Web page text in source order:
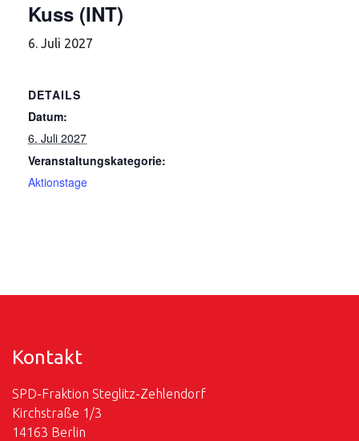
Kuss (INT)
6. Juli 2027
DETAILS
Datum:
6. Juli 2027
Veranstaltungskategorie:
Aktionstage
Kontakt
SPD-Fraktion Steglitz-Zehlendorf
Kirchstraße 1/3
14163 Berlin